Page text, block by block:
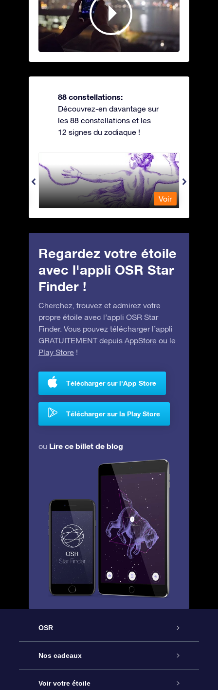
88 constellations:
Découvrez-en davantage sur
les 88 constellations et les
12 signes du zodiaque !
Andromeda - Andromède
Voir
Regardez votre étoile
avec l'appli OSR Star
Finder !
Cherchez, trouvez et admirez votre
propre étoile avec l’appli OSR Star
Finder. Vous pouvez télécharger l’appli
GRATUITEMENT depuis AppStore ou le
Play Store !
Télécharger sur l'App Store
Télécharger sur la Play Store
ou Lire ce billet de blog
OSR
Service
À propos de l’OSR
Nos cadeaux
Cadeau d’étoile en ligne
Voir votre étoile